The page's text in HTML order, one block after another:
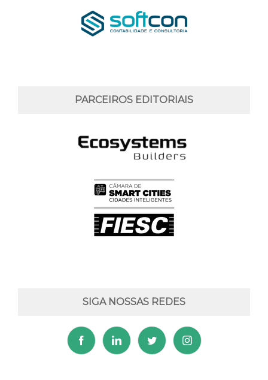
PARCEIROS EDITORIAIS
SIGA NOSSAS REDES